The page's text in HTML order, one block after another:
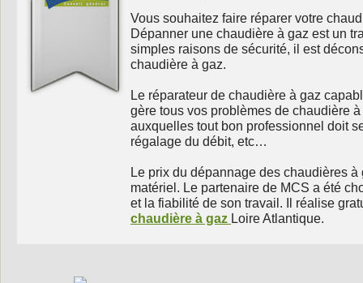
Vous souhaitez faire réparer votre
Dépanner une chaudière à gaz est un
simples raisons de sécurité, il est
chaudière à gaz.
Le réparateur de chaudière à gaz
gère tous vos problèmes de chaudière
auxquelles tout bon professionnel doit
régalage du débit, etc…
Le prix du dépannage des chaudières
matériel. Le partenaire de MCS a été
et la fiabilité de son travail. Il réalise
chaudière à gaz Loire Atlantique.